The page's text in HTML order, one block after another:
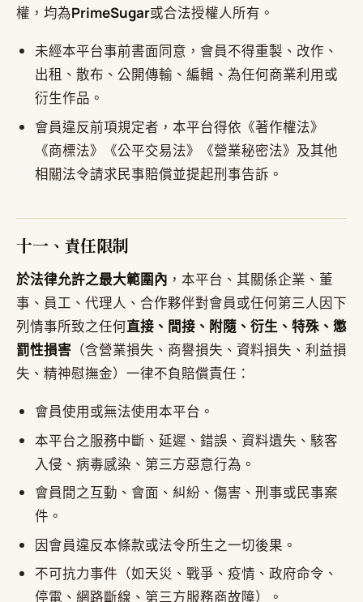
權，均為PrimeSugar或合法授權人所有。
未經本平台事前書面同意，會員不得重製、改作、
出租、散布、公開傳輸、編輯、為任何商業利用或
衍生作品。
會員違反前項規定者，本平台得依《著作權法》
《商標法》《公平交易法》《營業秘密法》及其他
相關法令請求民事賠償並提起刑事告訴。
十一、責任限制
於法律允許之最大範圍內 ，本平台、其關係企業、董
事、員工、代理人、合作夥伴對會員或任何第三人因下
列情事所致之任何直接、間接、附隨、衍生、特殊、懲
罰性損害 （含營業損失、商譽損失、資料損失、利益損
失、精神慰撫金）一律不負賠償責任：
會員使用或無法使用本平台。
本平台之服務中斷、延遲、錯誤、資料遺失、駭客
入侵、病毒感染、第三方惡意行為。
會員間之互動、會面、糾紛、傷害、刑事或民事案
件。
因會員違反本條款或法令所生之一切後果。
不可抗力事件（如天災、戰爭、疫情、政府命令、
停電、網路斷線、第三方服務商故障）。